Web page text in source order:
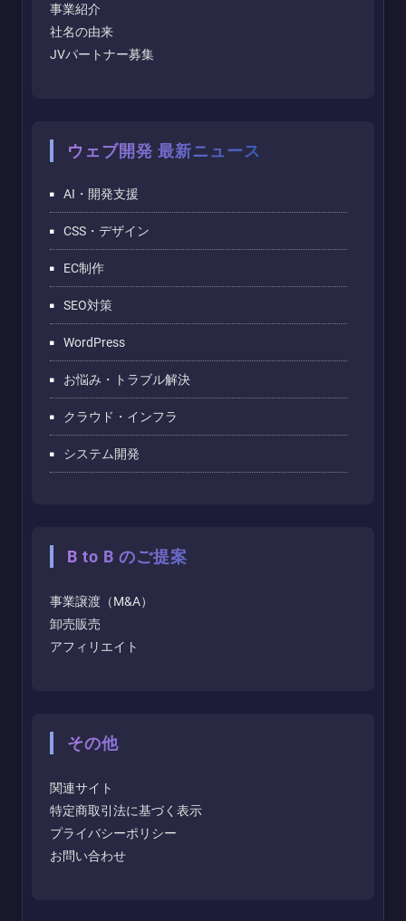
事業紹介
社名の由来
JVパートナー募集
ウェブ開発 最新ニュース
AI・開発支援
CSS・デザイン
EC制作
SEO対策
WordPress
お悩み・トラブル解決
クラウド・インフラ
システム開発
B to B のご提案
事業譲渡（M&A）
卸売販売
アフィリエイト
その他
関連サイト
特定商取引法に基づく表示
プライバシーポリシー
お問い合わせ